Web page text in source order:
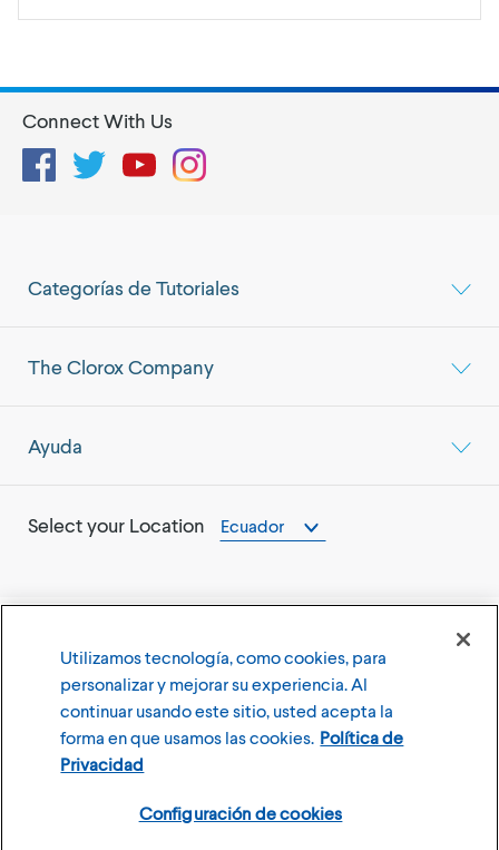
Categorías de Tutoriales
The Clorox Company
Ayuda
Select your Location Ecuador
Connect With Us
FacebookTwitterYouTubeInstagram
Terms of Use Privacy Policy
Configuración de cookies
Utilizamos tecnología, como cookies, para
personalizar y mejorar su experiencia. Al
continuar usando este sitio, usted acepta la
forma en que usamos las cookies. Política de
Privacidad
Configuración de cookies